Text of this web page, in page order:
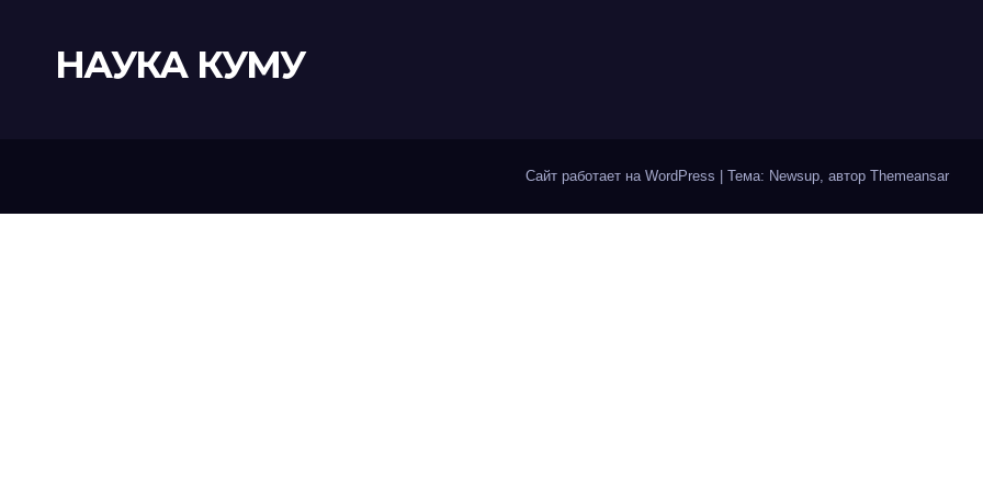
НАУКА КУМУ
Сайт работает на WordPress Тема: Newsup, автор Themeansar